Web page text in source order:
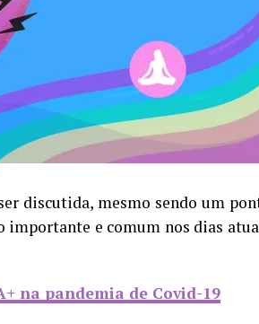
discutida, mesmo sendo um
importante e comum nos dias
na pandemia de Covid-19